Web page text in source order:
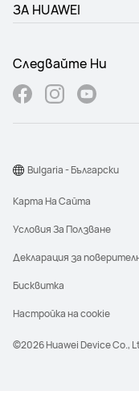
ЗА HUAWEI
Следвайте Ни
©2026 Huawei Device Co.,
Карта На Сайта
Условия За Ползване
Декларация за
Бисквитка
Настройка на cookie
Bulgaria - Български